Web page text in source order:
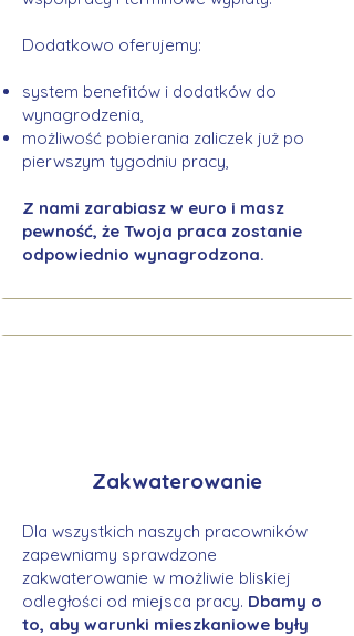
Dodatkowo oferujemy:
system benefitów i dodatków do
wynagrodzenia,
możliwość pobierania zaliczek już po
pierwszym tygodniu pracy,
Z nami zarabiasz w euro i masz
pewność, że Twoja praca zostanie
odpowiednio wynagrodzona.
Zakwaterowanie
Dla wszystkich naszych pracowników
zapewniamy sprawdzone
zakwaterowanie w możliwie bliskiej
odległości od miejsca pracy. Dbamy o
to, aby warunki mieszkaniowe były